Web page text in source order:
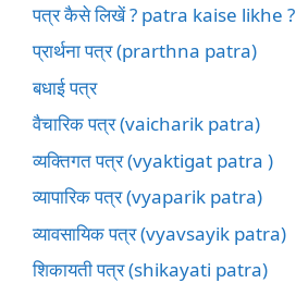
पत्र कैसे लिखें ? patra kaise likhe ?
प्रार्थना पत्र (prarthna patra)
बधाई पत्र
वैचारिक पत्र (vaicharik patra)
व्यक्तिगत पत्र (vyaktigat patra )
व्यापारिक पत्र (vyaparik patra)
व्यावसायिक पत्र (vyavsayik patra)
शिकायती पत्र (shikayati patra)